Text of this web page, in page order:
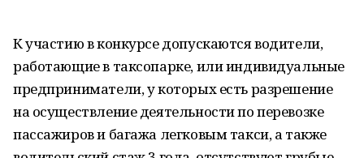
К участию в конкурсе допускаются водители,
работающие в таксопарке, или индивидуальные
предприниматели, у которых есть разрешение
на осуществление деятельности по перевозке
пассажиров и багажа легковым такси, а также